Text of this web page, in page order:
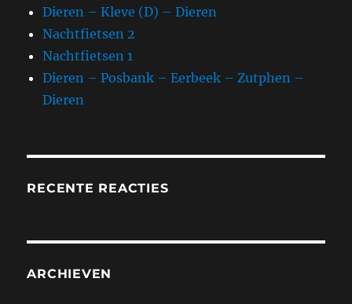
Dieren – Kleve (D) – Dieren
Nachtfietsen 2
Nachtfietsen 1
Dieren – Posbank – Eerbeek – Zutphen –
Dieren
RECENTE REACTIES
ARCHIEVEN